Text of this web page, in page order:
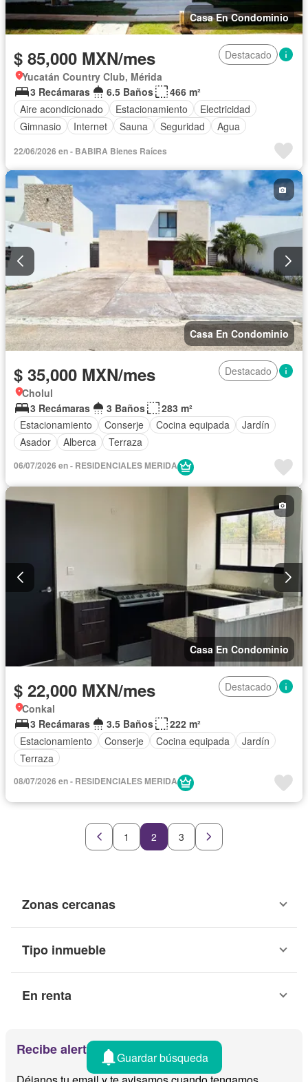
Casa En Condominio
$ 85,000 MXN/mes
Destacado
Yucatán Country Club, Mérida
3 Recámaras
6.5 Baños
466 m²
Aire acondicionado
Estacionamiento
Electricidad
Gimnasio
Internet Sauna Seguridad Agua
22/06/2026 en - BABIRA Bienes Raíces
Casa En Condominio
$ 35,000 MXN/mes
Destacado
Cholul
3 Recámaras
3 Baños
283 m²
Estacionamiento
Conserje Cocina equipada
Jardín
Asador
Alberca Terraza
06/07/2026 en - RESIDENCIALES MERIDA
Casa En Condominio
$ 22,000 MXN/mes
Destacado
Conkal
3 Recámaras
3.5 Baños
222 m²
Estacionamiento
Conserje Cocina equipada
Jardín
Terraza
08/07/2026 en - RESIDENCIALES MERIDA
1 2 3
Zonas cercanas
Tipo inmueble
En renta
Recibe alertas por emailGuardar búsqueda